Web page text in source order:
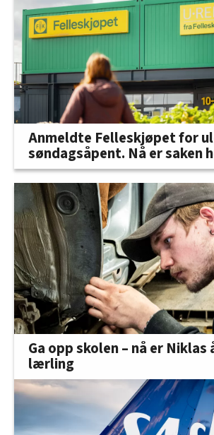
Anmeldte Felleskjøpet for
søndagsåpent. Nå er saken
Ga opp skolen – nå er Niklas
lærling